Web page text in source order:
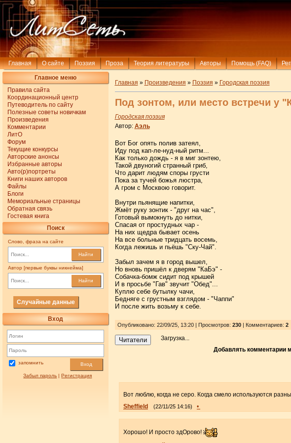
Главная О сайте Поэзия Проза Теория литературы Авторы Помощь (FAQ)
Главное меню
Правила сайта
Координационный центр
Путеводитель по сайту
Полезные советы новичкам
Произведения
Комментарии
ЛитО
Форум
Текущие конкурсы
Авторские анонсы
Избранные авторы
Авто(р)портреты
Книги наших авторов
Файлы
Блоги
Мемориальные страницы
Обратная связь
Гостевая книга
Поиск
Слово, фраза на сайте
Найти
Автор [первые буквы никнейма]
Найти
Случайные данные
Вход
запомнить Вход
Забыл пароль |Регистрация
Главная » Произведения » Поэзия » Городская поэзия
Под зонтом, или место встречи у
Городская поэзия
Автор: Аэль
Вот Бог опять полив затеял,
Иду под кап-ле-нуд-ный ритм...
Как только дождь - я в миг зонтею,
Такой двуногий странный гриб,
Что дарит людям споры грусти
Пока за тучей божья люстра,
А гром с Москвою говорит.
Внутри пьянящие напитки,
Жмёт руку зонтик - "друг на час",
Готовый вымокнуть до нитки,
Спасая от простудных чар -
На них щедра бывает осень
На все больные тридцать восемь,
Когда лежишь и пьёшь "Ску-Чай".
Забыл зачем я в город вышел,
Но вновь пришёл к дверям "КаБэ" -
Собачка-бомж сидит под крышей
И в просьбе "Гав" звучит "Обед"...
Куплю себе бутылку чачи,
Бедняге с грустным взглядом - "Чаппи"
И после жить возьму к себе.
Опубликовано: 22/09/25, 13:20 | Просмотров: 230| Комментариев: 2
Читатели
Загрузка...
Добавлять комментарии
Вот люблю, когда не серо. Когда смело используются
Sheffield
(22/11/25 14:16) •
Хорошо! И просто здОрово!